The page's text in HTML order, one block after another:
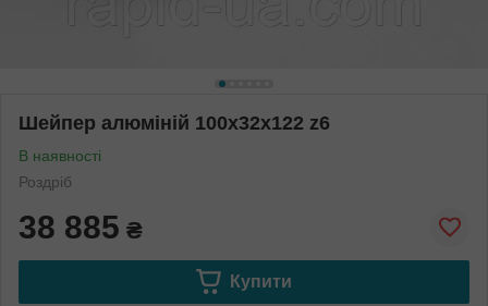
Шейпер алюміній 100х32х122 z6
В наявності
Роздріб
38 885 ₴
Купити